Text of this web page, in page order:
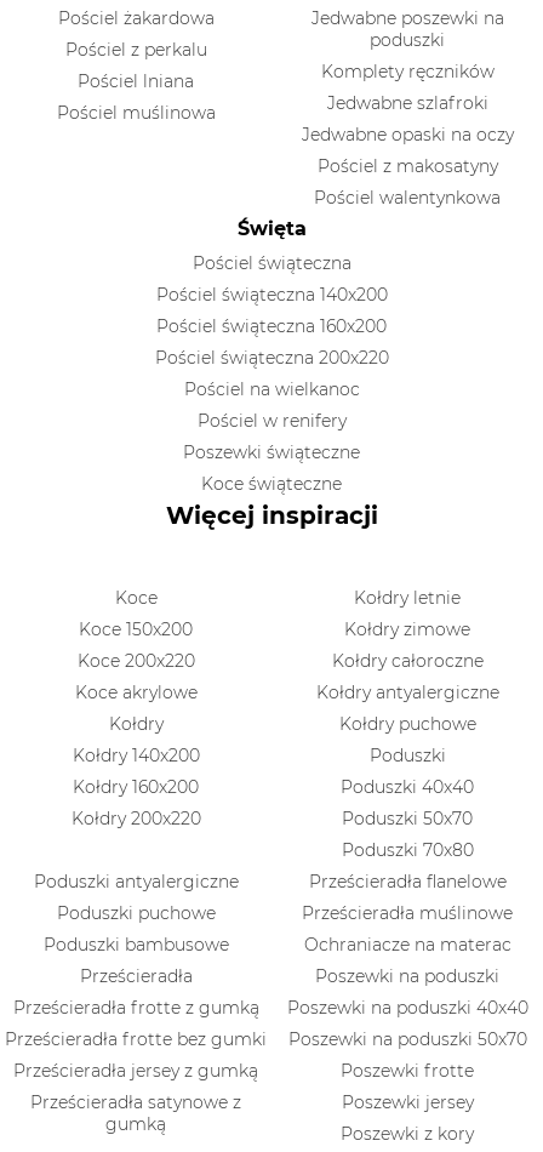
Pościel żakardowa
Pościel z perkalu
Pościel lniana
Pościel muślinowa
Jedwabne poszewki na
poduszki
Komplety ręczników
Jedwabne szlafroki
Jedwabne opaski na oczy
Pościel z makosatyny
Pościel walentynkowa
Święta
Pościel świąteczna
Pościel świąteczna 140x200
Pościel świąteczna 160x200
Pościel świąteczna 200x220
Pościel na wielkanoc
Pościel w renifery
Poszewki świąteczne
Koce świąteczne
Więcej inspiracji
Koce
Koce 150x200
Koce 200x220
Koce akrylowe
Kołdry
Kołdry 140x200
Kołdry 160x200
Kołdry 200x220
Kołdry letnie
Kołdry zimowe
Kołdry całoroczne
Kołdry antyalergiczne
Kołdry puchowe
Poduszki
Poduszki 40x40
Poduszki 50x70
Poduszki 70x80
Poduszki antyalergiczne
Poduszki puchowe
Poduszki bambusowe
Prześcieradła
Prześcieradła frotte z gumką
Prześcieradła frotte bez gumki
Prześcieradła jersey z gumką
Prześcieradła satynowe z
gumką
Prześcieradła flanelowe
Prześcieradła muślinowe
Ochraniacze na materac
Poszewki na poduszki
Poszewki na poduszki 40x40
Poszewki na poduszki 50x70
Poszewki frotte
Poszewki jersey
Poszewki z kory